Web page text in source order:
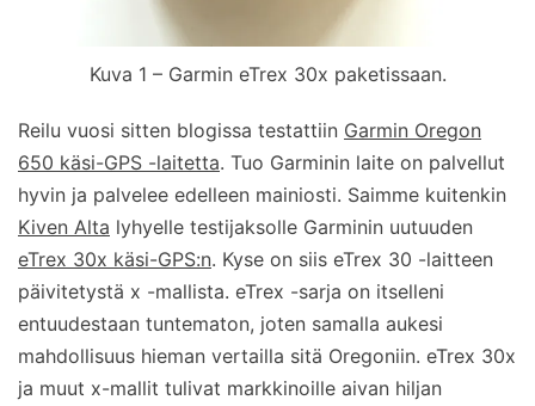
Kuva 1 – Garmin eTrex 30x paketissaan.
Reilu vuosi sitten blogissa testattiin Garmin Oregon
650 käsi-GPS -laitetta. Tuo Garminin laite on palvellut
hyvin ja palvelee edelleen mainiosti. Saimme kuitenkin
Kiven Alta lyhyelle testijaksolle Garminin uutuuden
eTrex 30x käsi-GPS:n. Kyse on siis eTrex 30 -laitteen
päivitetystä x -mallista. eTrex -sarja on itselleni
entuudestaan tuntematon, joten samalla aukesi
mahdollisuus hieman vertailla sitä Oregoniin. eTrex 30x
ja muut x-mallit tulivat markkinoille aivan hiljan